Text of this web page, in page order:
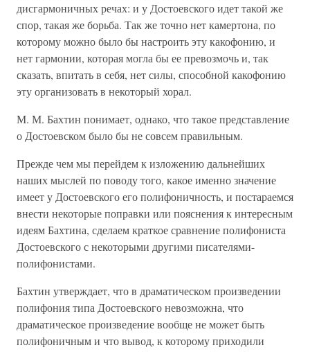
дисгармоничных речах: и у Достоевского идет такой же
спор, такая же борьба. Так же точно нет камертона, по
которому можно было бы настроить эту какофонию, и
нет гармонии, которая могла бы ее превозмочь и, так
сказать, впитать в себя, нет силы, способной какофонию
эту организовать в некоторый хорал.
М. М. Бахтин понимает, однако, что такое представление
о Достоевском было бы не совсем правильным.
Прежде чем мы перейдем к изложению дальнейших
наших мыслей по поводу того, какое именно значение
имеет у Достоевского его полифоничность, и постараемся
внести некоторые поправки или пояснения к интересным
идеям Бахтина, сделаем краткое сравнение полифониста
Достоевского с некоторыми другими писателями-
полифонистами.
Бахтин утверждает, что в драматическом произведении
полифония типа Достоевского невозможна, что
драматическое произведение вообще не может быть
полифоничным и что вывод, к которому приходили